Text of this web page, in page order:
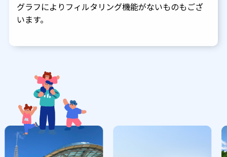
グラフによりフィルタリング機能がないものもござ
います。